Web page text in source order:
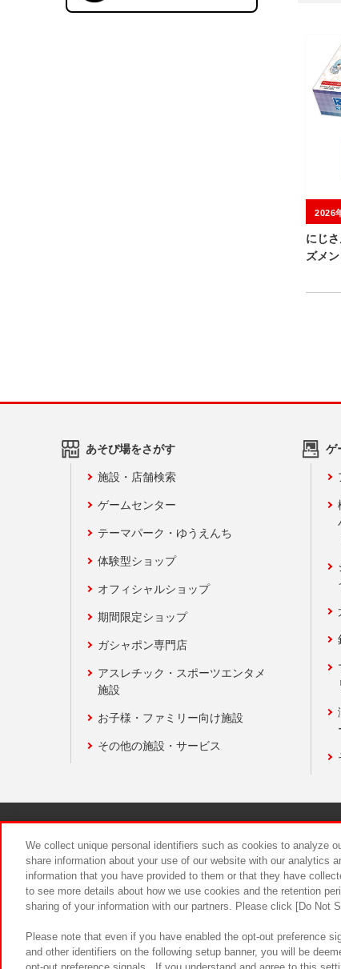
にじ
ズメ
2026
あそび場をさがす
施設・店舗検索
ゲームセンター
テーマパーク・ゆうえんち
体験型ショップ
オフィシャルショップ
期間限定ショップ
ガシャポン専門店
アスレチック・スポーツエンタメ
施設
お子様・ファミリー向け施設
その他の施設・サービス
ゲ
食品の
We collect unique personal identifiers such as cookies to analyze
share information about your use of our website with our analytics
information that you have provided to them or that they have
to see more details about how we use cookies and the retention
sharing of your information with our partners. Please click [Do Not
Please note that even if you have enabled the opt-out preference
and other identifiers on the following setup banner, you will be